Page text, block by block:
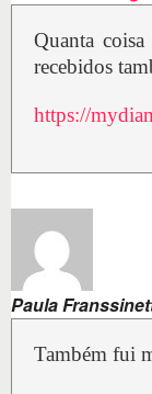
Quanta
recebidos
https://
Paula
Também fui